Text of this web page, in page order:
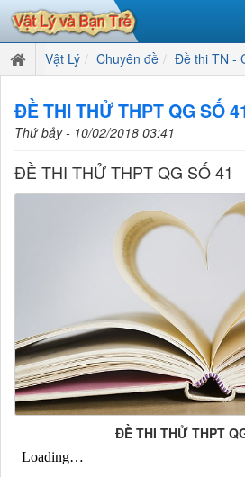
Vật Lý Chuyên đề Đề thi TN -
ĐỀ THI THỬ THPT QG SỐ
Thứ bảy - 10/02/2018 03:41
ĐỀ THI THỬ THPT QG SỐ 41
ĐỀ THI THỬ THPT